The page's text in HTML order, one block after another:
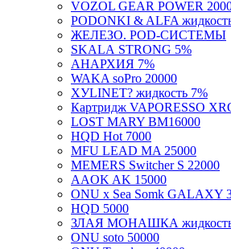
PODONKI & ALFA
ЖЕЛЕЗО. POD-СИСТЕМЫ
SKАLА STRONG 5%
АНАРХИЯ 7%
WAKA soPro 20000
ХУLINET? жидкость 7%
Картридж VAPORESSO
LOST MARY BM16000
HQD Hot 7000
MFU LEAD MA 25000
MEMERS Switcher S 22000
AAOK AK 15000
ONU x Sea Somk GALAXY
HQD 5000
ЗЛАЯ МОНАШКА жидкость
ONU soto 50000
ONU Телефон 40000